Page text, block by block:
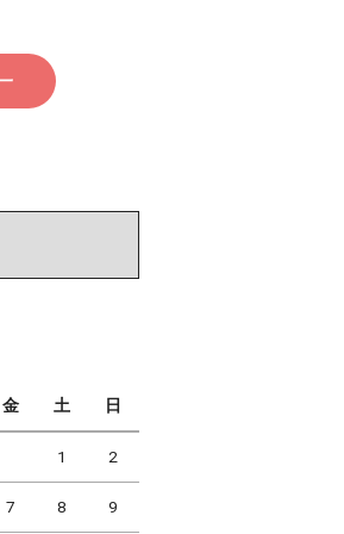
金 土 日
1 2
7 8 9